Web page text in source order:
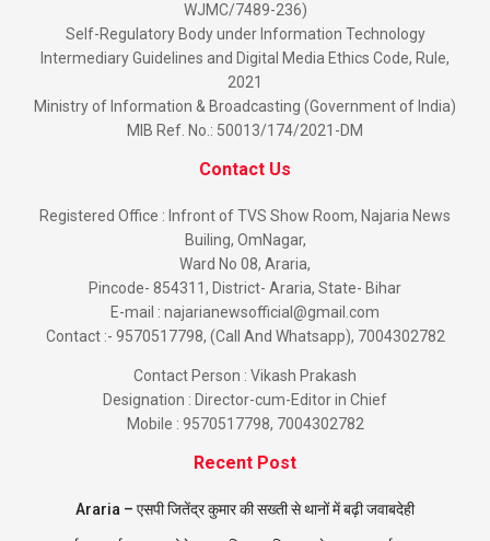
WJMC/7489-236)
Self-Regulatory Body under Information Technology
Intermediary Guidelines and Digital Media Ethics Code, Rule,
2021
Ministry of Information & Broadcasting (Government of India)
MIB Ref. No.: 50013/174/2021-DM
Contact Us
Registered Office : Infront of TVS Show Room, Najaria News
Builing, OmNagar,
Ward No 08, Araria,
Pincode- 854311, District- Araria, State- Bihar
E-mail : najarianewsofficial@gmail.com
Contact :- 9570517798, (Call And Whatsapp), 7004302782
Contact Person : Vikash Prakash
Designation : Director-cum-Editor in Chief
Mobile : 9570517798, 7004302782
Recent Post
Araria – एसपी जितेंद्र कुमार की सख्ती से थानों में बढ़ी जवाबदेही